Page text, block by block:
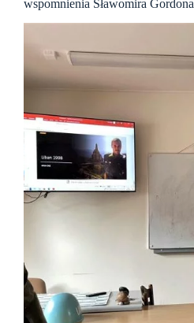
wspomnienia Sławomira Gordona